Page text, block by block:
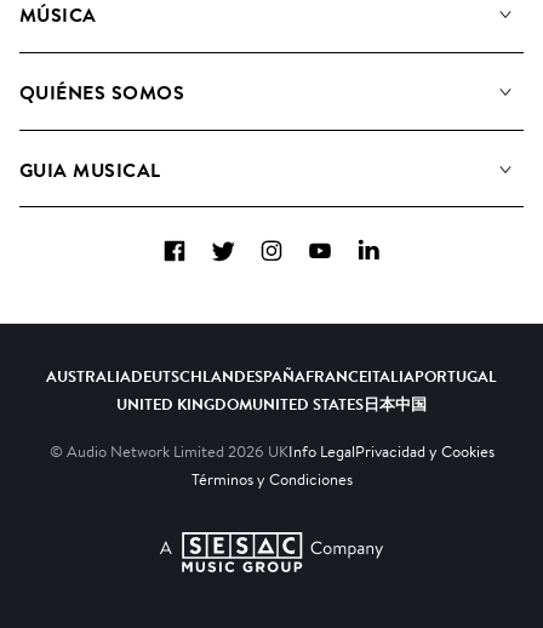
MÚSICA
Buscar
QUIÉNES SOMOS
Candidaturas Nuevos Compositores
GUIA MUSICAL
FacebookTwitterInstagramYouTubeLinkedIn
AUSTRALIADEUTSCHLANDESPAÑAFRANCEITALIAPORTUGAL
UNITED KINGDOMUNITED STATES日本中国
© Audio Network Limited 2026 UKInfo LegalPrivacidad y Cookies
Términos y Condiciones
A SESAC Company